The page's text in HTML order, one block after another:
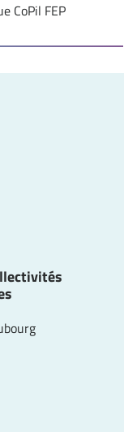
CoPil FEP
Linkedin
la chaîne Youtube